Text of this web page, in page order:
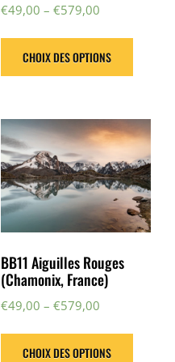
€49,00 – €579,00
CHOIX DES OPTIONS
BB11 Aiguilles Rouges
(Chamonix, France)
€49,00 – €579,00
CHOIX DES OPTIONS